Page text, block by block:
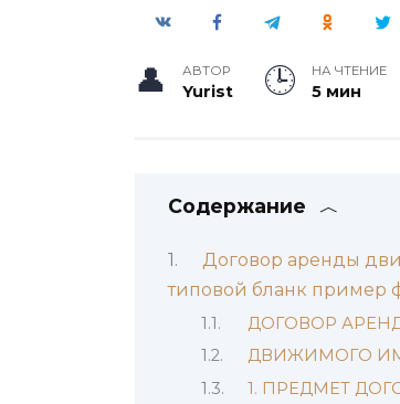
АВТОР
Yurist
НА ЧТЕНИЕ
5 мин
Содержание
Договор аренды
типовой бланк пример
ДОГОВОР
ДВИЖИМОГО
1. ПРЕДМЕТ